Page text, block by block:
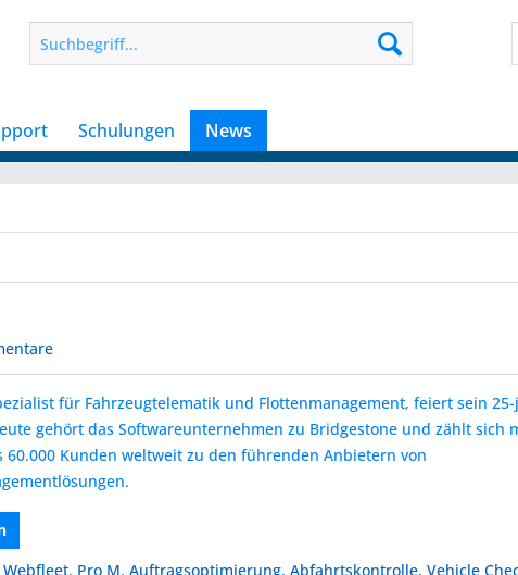
Schulungen News
für Fahrzeugtelematik und Flottenmanagement, feiert sein
gehört das Softwareunternehmen zu Bridgestone und zählt sich
60.000 Kunden weltweit zu den führenden Anbietern von
Webfleet, Pro M,Auftragsoptimierung,Abfahrtskontrolle,Vehicle